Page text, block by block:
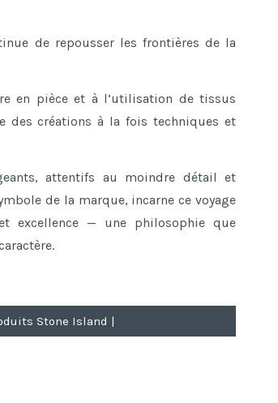
de repousser les frontières de la
en pièce et à l’utilisation de tissus
des créations à la fois techniques et
attentifs au moindre détail et
de la marque, incarne ce voyage
excellence — une philosophie que
Stone Island |